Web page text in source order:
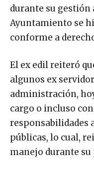
durante su gestión
Ayuntamiento se
conforme a
El ex edil reiteró
algunos ex
administración,
cargo o incluso
responsabilidades
públicas, lo cual,
manejo durante su